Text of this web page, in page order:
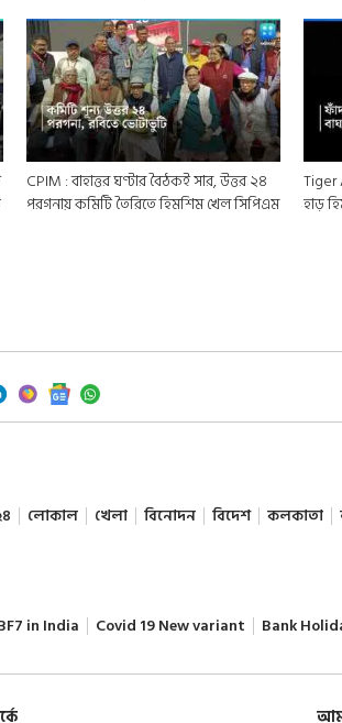
CPIM : বাহাত্তর ঘণ্টার বৈঠকই সার, উত্তর ২৪
পরগনায় কমিটি তৈরিতে হিমশিম খেল সিপিএম
Tiger
হাড়
লোকাল খেলা বিনোদন বিদেশ কলকাতা
in India Covid 19 New variant Bank